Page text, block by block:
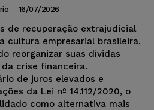
- 16/07/2026
de recuperação extrajudicial
cultura empresarial brasileira,
reorganizar suas dívidas
crise financeira.
de juros elevados e
da Lei nº 14.112/2020, o
como alternativa mais